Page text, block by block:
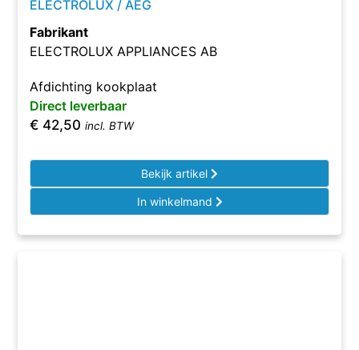
ELECTROLUX / AEG
Fabrikant
ELECTROLUX APPLIANCES AB
Afdichting kookplaat
Direct leverbaar
€ 42,50 incl. BTW
Bekijk artikel
In winkelmand